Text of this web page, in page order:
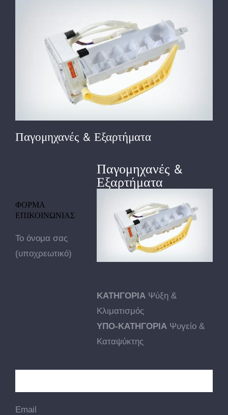
Παγομηχανές & Εξαρτήματα
Παγομηχανές &
Εξαρτήματα
ΚΑΤΗΓΟΡΙΑ Ψύξη &
Κλιματισμός
ΥΠΟ-ΚΑΤΗΓΟΡΙΑ Ψυγείο &
Καταψύκτης
ΦΟΡΜΑ
ΕΠΙΚΟΙΝΩΝΙΑΣ
Το όνομα σας
(υποχρεωτικό)
Email